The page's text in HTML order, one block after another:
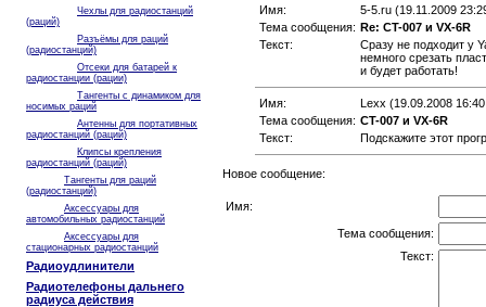
Чехлы для радиостанций
(раций)
Разъёмы для раций
(радиостанций)
Отсеки для батарей к
радиостанции (рации)
Тангенты с динамиком для
носимых раций
Антенны для портативных
радиостанций (раций)
Клипсы крепления
радиостанций (раций)
Тангенты для раций
(радиостанций)
Аксессуары для
автомобильных радиостанций
Аксессуары для
стационарных радиостанций
Радиоудлинители
Радиотелефоны дальнего
радиуса действия
Имя:
5-5.ru (19.11.2009
Тема сообщения: Re: CT-007 и VX-6R
Текст:
Сразу не подходит у
немного срезать
и будет работать!
Имя:
Lexx (19.09.2008
Тема сообщения: CT-007 и VX-6R
Текст:
Подскажите этот
Новое сообщение:
Имя:
Тема сообщения:
Текст: